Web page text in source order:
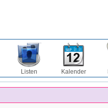
Listen Kalender